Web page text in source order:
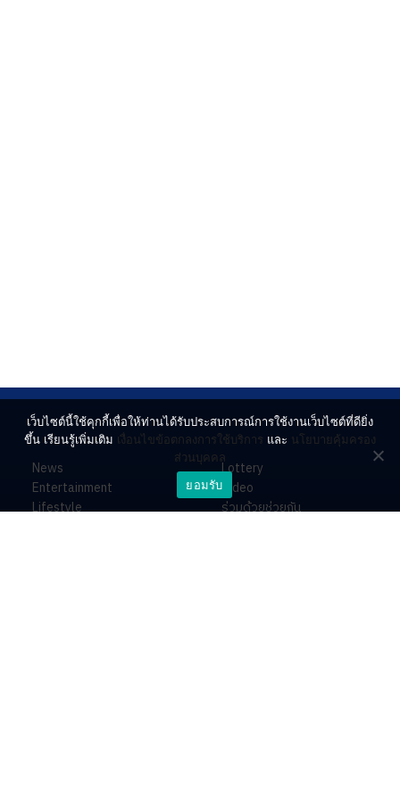
News
Entertainment
Lifestyle
Lottery
Video
ร่วมด้วยช่วยกัน
เว็บไซต์นี้ใช้คุกกี้เพื่อให้ท่านได้รับประสบการณ์การใช้งานเว็บไซต์ที่ดียิ่ง
ขึ้น เรียนรู้เพิ่มเติม เงื่อนไขข้อตกลงการใช้บริการ และ นโยบายคุ้มครอง
ส่วนบุคคล
ยอมรับ